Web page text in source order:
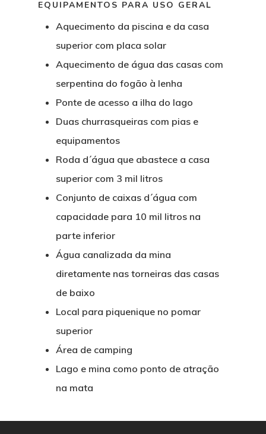
EQUIPAMENTOS PARA USO GERAL
Aquecimento da piscina e da casa
superior com placa solar
Aquecimento de água das casas com
serpentina do fogão à lenha
Ponte de acesso a ilha do lago
Duas churrasqueiras com pias e
equipamentos
Roda d´água que abastece a casa
superior com 3 mil litros
Conjunto de caixas d´água com
capacidade para 10 mil litros na
parte inferior
Água canalizada da mina
diretamente nas torneiras das casas
de baixo
Local para piquenique no pomar
superior
Área de camping
Lago e mina como ponto de atração
na mata